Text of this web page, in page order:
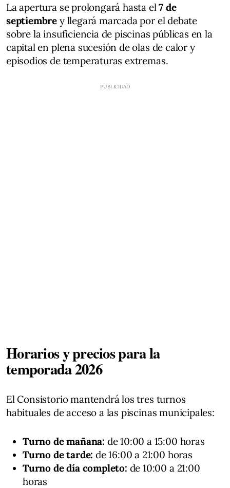
La apertura se prolongará hasta el7 de
septiembre y llegará marcada por el debate
sobre la insuficiencia de piscinas públicas en la
capital en plena sucesión de olas de calor y
episodios de temperaturas extremas.
Horarios y precios para la
temporada 2026
El Consistorio mantendrá los tres turnos
habituales de acceso a las piscinas municipales:
Turno de mañana: de 10:00 a 15:00 horas
Turno de tarde: de 16:00 a 21:00 horas
Turno de día completo: de 10:00 a 21:00
horas